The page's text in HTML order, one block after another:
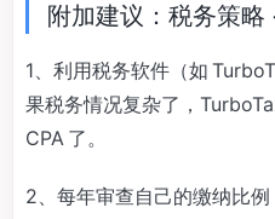
附加建议：税务策略
1、利用税务软件（如
果税务情况复杂了，
CPA 了。
2、每年审查自己的缴纳比